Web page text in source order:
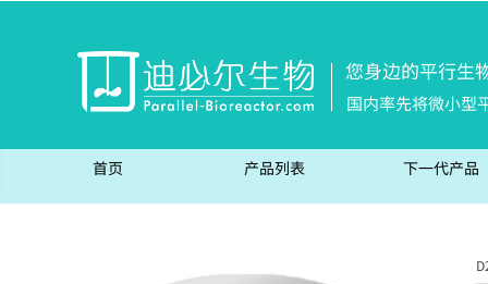
您身边的平行生
国内率先将微小型
首页 产品列表 下一代产品